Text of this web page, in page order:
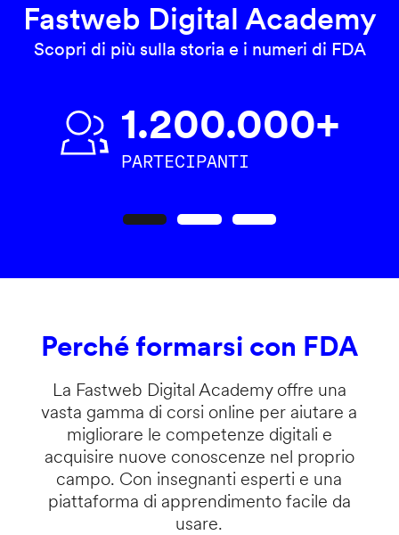
Fastweb Digital Academy
Scopri di più sulla storia e i numeri di FDA
1.200.000+
PARTECIPANTI
Perché formarsi con FDA
La Fastweb Digital Academy offre una
vasta gamma di corsi online per aiutare a
migliorare le competenze digitali e
acquisire nuove conoscenze nel proprio
campo. Con insegnanti esperti e una
piattaforma di apprendimento facile da
usare.